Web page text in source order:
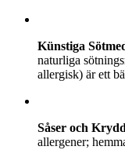
Künstiga
naturliga
allergisk) är ett
Såser och
allergener;